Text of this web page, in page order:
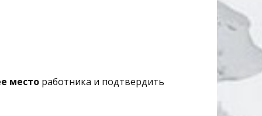
место работника и подтвердить